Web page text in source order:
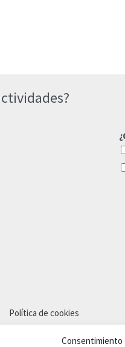
Consentimiento
Política de cookies